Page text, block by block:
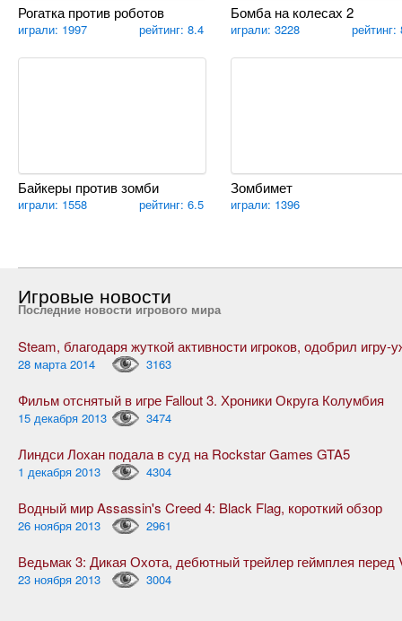
Рогатка против роботов
играли: 1997 рейтинг: 8.4
Бомба на колесах 2
играли: 3228 рейтинг:
Байкеры против зомби
играли: 1558 рейтинг: 6.5
Зомбимет
играли: 1396
Игровые новости
Последние новости игрового мира
28 марта 2014 3163
Фильм отснятый в игре Fallout 3. Хроники Округа Колумбия
15 декабря 2013 3474
Линдси Лохан подала в суд на Rockstar Games GTA5
1 декабря 2013 4304
Водный мир Assassin's Creed 4: Black Flag, короткий обзор
26 ноября 2013 2961
23 ноября 2013 3004